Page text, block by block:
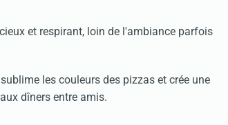
et respirant, loin de l'ambiance parfois
les couleurs des pizzas et crée une
dîners entre amis.